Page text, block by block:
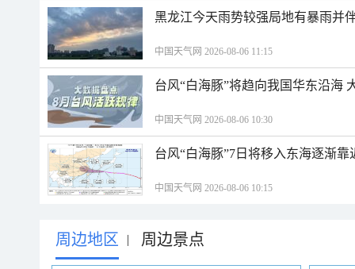
黑龙江今天雨势较强局地有暴雨并
中国天气网 2026-08-06 11:15
台风“白海豚”将趋向我国华东沿海
中国天气网 2026-08-06 10:30
台风“白海豚”7日将移入东海逐渐
中国天气网 2026-08-06 10:15
周边地区 | 周边景点